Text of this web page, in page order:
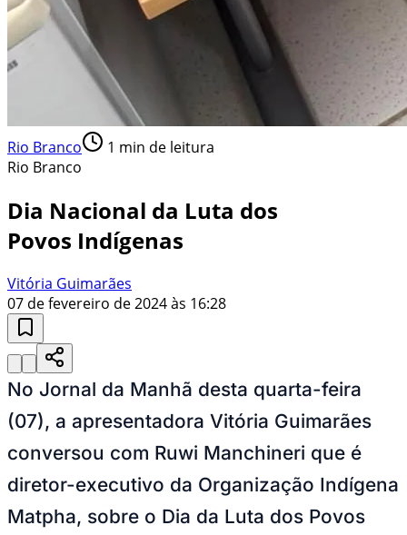
Rio Branco 1 min de leitura
Rio Branco
Dia Nacional da Luta dos
Povos Indígenas
Vitória Guimarães
07 de fevereiro de 2024 às 16:28
No Jornal da Manhã desta quarta-feira
(07), a apresentadora Vitória Guimarães
conversou com Ruwi Manchineri que é
diretor-executivo da Organização Indígena
Matpha, sobre o Dia da Luta dos Povos